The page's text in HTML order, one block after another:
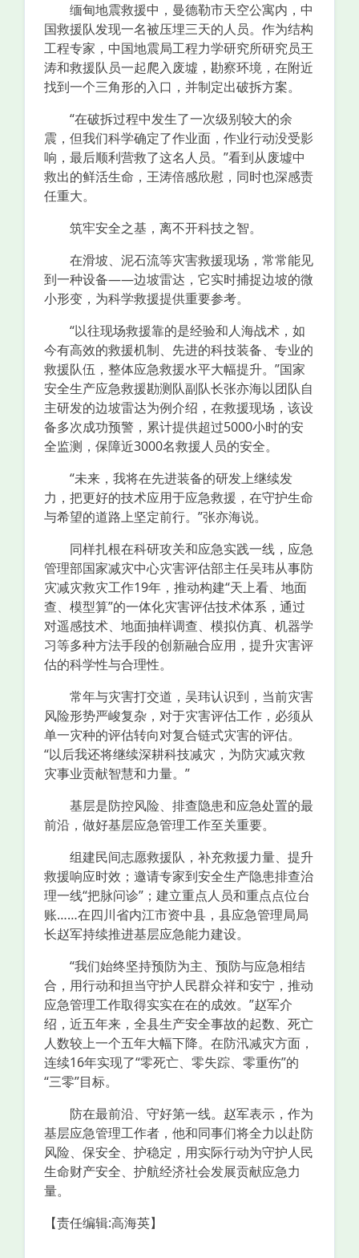
缅甸地震救援中，曼德勒市天空公寓内，中
国救援队发现一名被压埋三天的人员。作为结构
工程专家，中国地震局工程力学研究所研究员王
涛和救援队员一起爬入废墟，勘察环境，在附近
找到一个三角形的入口，并制定出破拆方案。
“在破拆过程中发生了一次级别较大的余
震，但我们科学确定了作业面，作业行动没受影
响，最后顺利营救了这名人员。”看到从废墟中
救出的鲜活生命，王涛倍感欣慰，同时也深感责
任重大。
筑牢安全之基，离不开科技之智。
在滑坡、泥石流等灾害救援现场，常常能见
到一种设备——边坡雷达，它实时捕捉边坡的微
小形变，为科学救援提供重要参考。
“以往现场救援靠的是经验和人海战术，如
今有高效的救援机制、先进的科技装备、专业的
救援队伍，整体应急救援水平大幅提升。”国家
安全生产应急救援勘测队副队长张亦海以团队自
主研发的边坡雷达为例介绍，在救援现场，该设
备多次成功预警，累计提供超过5000小时的安
全监测，保障近3000名救援人员的安全。
“未来，我将在先进装备的研发上继续发
力，把更好的技术应用于应急救援，在守护生命
与希望的道路上坚定前行。”张亦海说。
同样扎根在科研攻关和应急实践一线，应急
管理部国家减灾中心灾害评估部主任吴玮从事防
灾减灾救灾工作19年，推动构建“天上看、地面
查、模型算”的一体化灾害评估技术体系，通过
对遥感技术、地面抽样调查、模拟仿真、机器学
习等多种方法手段的创新融合应用，提升灾害评
估的科学性与合理性。
常年与灾害打交道，吴玮认识到，当前灾害
风险形势严峻复杂，对于灾害评估工作，必须从
单一灾种的评估转向对复合链式灾害的评估。
“以后我还将继续深耕科技减灾，为防灾减灾救
灾事业贡献智慧和力量。”
基层是防控风险、排查隐患和应急处置的最
前沿，做好基层应急管理工作至关重要。
组建民间志愿救援队，补充救援力量、提升
救援响应时效；邀请专家到安全生产隐患排查治
理一线“把脉问诊”；建立重点人员和重点点位台
账……在四川省内江市资中县，县应急管理局局
长赵军持续推进基层应急能力建设。
“我们始终坚持预防为主、预防与应急相结
合，用行动和担当守护人民群众祥和安宁，推动
应急管理工作取得实实在在的成效。”赵军介
绍，近五年来，全县生产安全事故的起数、死亡
人数较上一个五年大幅下降。在防汛减灾方面，
连续16年实现了“零死亡、零失踪、零重伤”的
“三零”目标。
防在最前沿、守好第一线。赵军表示，作为
基层应急管理工作者，他和同事们将全力以赴防
风险、保安全、护稳定，用实际行动为守护人民
生命财产安全、护航经济社会发展贡献应急力
量。
【责任编辑:高海英】